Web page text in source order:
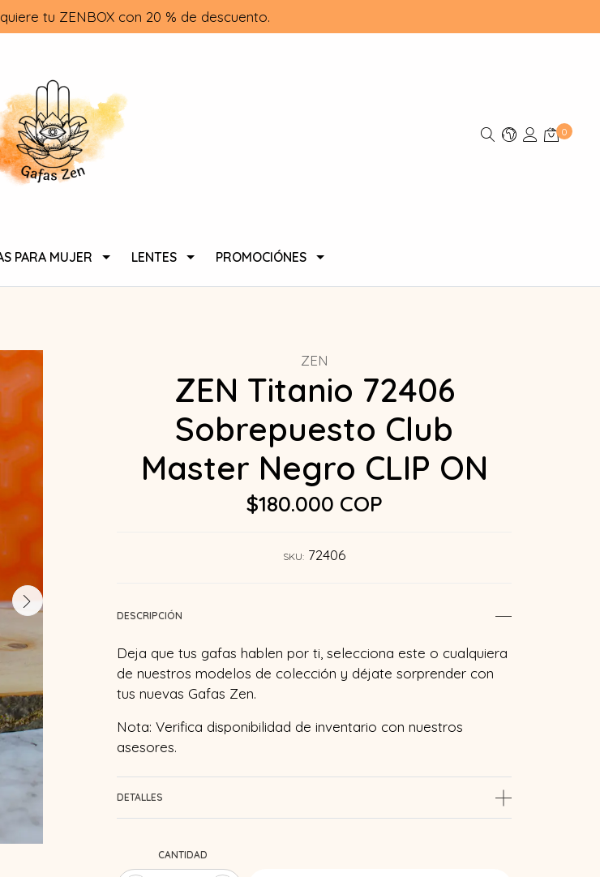
tu ZENBOX con 20 % de descuento.
0
PARA MUJER LENTES PROMOCIÓNES
ZEN
ZEN Titanio 72406
Sobrepuesto Club
Master Negro CLIP ON
$180.000 COP
SKU: 72406
DESCRIPCIÓN
Deja que tus gafas hablen por ti, selecciona este o cualquiera
de nuestros modelos de colección y déjate sorprender con
tus nuevas Gafas Zen.
Nota: Verifica disponibilidad de inventario con nuestros
asesores.
DETALLES
CANTIDAD